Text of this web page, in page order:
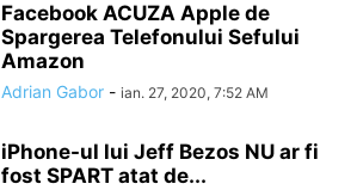
Facebook ACUZA Apple de
Spargerea Telefonului Sefului
Amazon
Adrian Gabor - ian. 27, 2020, 7:52 AM
iPhone-ul lui Jeff Bezos NU ar fi
fost SPART atat de...